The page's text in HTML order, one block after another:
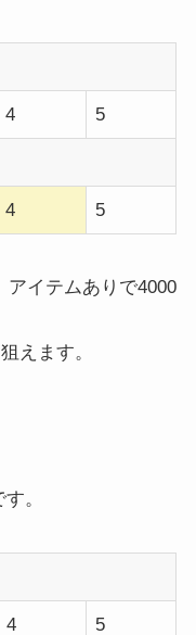
4 5
4 5
アイテムありで4000
えます。
。
4 5